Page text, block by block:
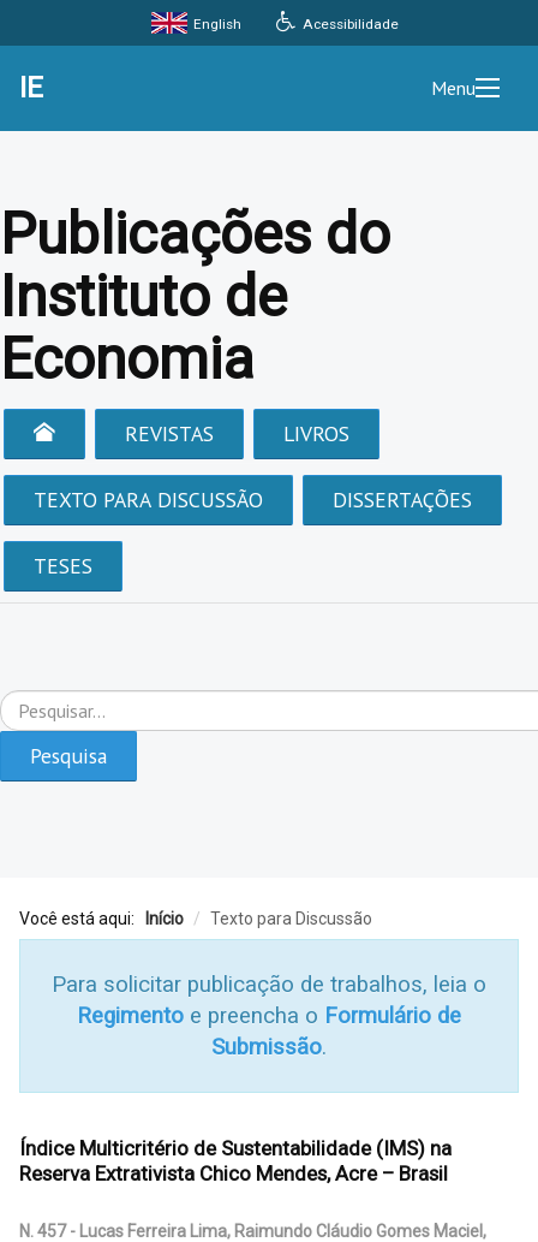
Acessibilidade
English
IE Menu
Publicações do
Instituto de
Economia
REVISTAS LIVROS
TEXTO PARA DISCUSSÃO DISSERTAÇÕES
TESES
Pesquisar...
Pesquisa
Você está aqui: Início / Texto para Discussão
Para solicitar publicação de trabalhos, leia o
Regimento e preencha o Formulário de
Submissão.
Índice Multicritério de Sustentabilidade (IMS) na
Reserva Extrativista Chico Mendes, Acre – Brasil
N. 457 - Lucas Ferreira Lima, Raimundo Cláudio Gomes Maciel,